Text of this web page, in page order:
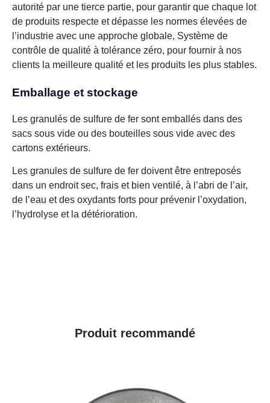
autorité par une tierce partie, pour garantir que chaque lot
de produits respecte et dépasse les normes élevées de
l’industrie avec une approche globale, Système de
contrôle de qualité à tolérance zéro, pour fournir à nos
clients la meilleure qualité et les produits les plus stables.
Emballage et stockage
Les granulés de sulfure de fer sont emballés dans des
sacs sous vide ou des bouteilles sous vide avec des
cartons extérieurs.
Les granules de sulfure de fer doivent être entreposés
dans un endroit sec, frais et bien ventilé, à l’abri de l’air,
de l’eau et des oxydants forts pour prévenir l’oxydation,
l’hydrolyse et la détérioration.
Produit recommandé